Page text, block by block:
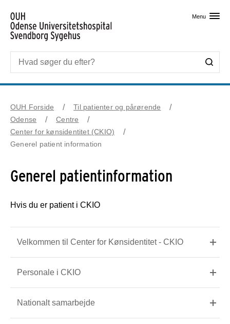
Menu
OUH Forside
Til patienter og pårørende
Odense
Centre
Center for kønsidentitet (CKIO)
Generel patient information
Generel patientinformation
Hvis du er patient i CKIO
Velkommen til Center for Kønsidentitet - CKIO
Personale i CKIO
Nationalt samarbejde